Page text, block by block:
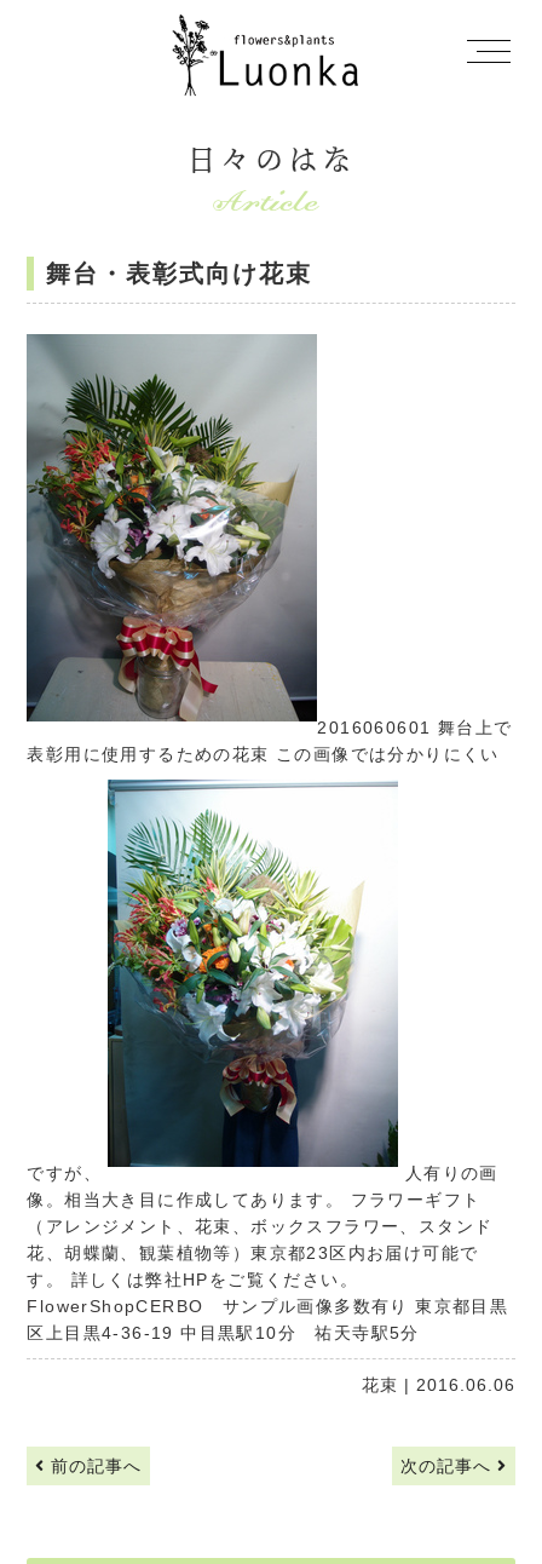
日々のはな
舞台・表彰式向け花束
2016060601 舞台上で
表彰用に使用するための花束 この画像では分かりにくい
ですが、
人有りの画
像。相当大き目に作成してあります。 フラワーギフト
（アレンジメント、花束、ボックスフラワー、スタンド
花、胡蝶蘭、観葉植物等）東京都23区内お届け可能で
す。 詳しくは弊社HPをご覧ください。
FlowerShopCERBO サンプル画像多数有り 東京都目黒
区上目黒4-36-19 中目黒駅10分 祐天寺駅5分
花束 | 2016.06.06
前の記事へ 次の記事へ